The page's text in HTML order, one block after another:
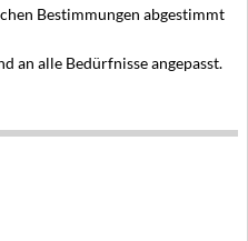
Bestimmungen abgestimmt
an alle Bedürfnisse angepasst.